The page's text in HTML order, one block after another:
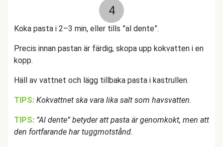
4
Koka pasta i 2–3 min, eller tills ”al dente”.
Precis innan pastan är färdig, skopa upp kokvatten i en
kopp.
Häll av vattnet och lägg tillbaka pasta i kastrullen.
TIPS: Kokvattnet ska vara lika salt som havsvatten.
TIPS: ”Al dente” betyder att pasta är genomkokt, men att
den fortfarande har tuggmotstånd.